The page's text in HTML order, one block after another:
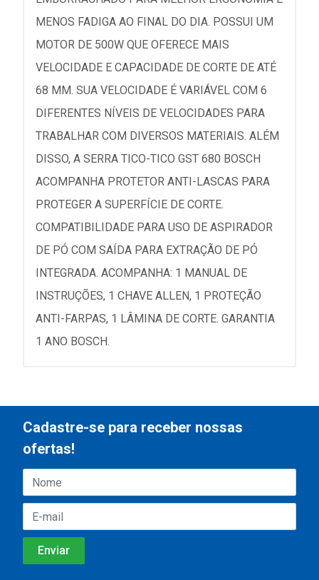
MENOS FADIGA AO FINAL DO DIA. POSSUI UM
MOTOR DE 500W QUE OFERECE MAIS
VELOCIDADE E CAPACIDADE DE CORTE DE ATÉ
68 MM. SUA VELOCIDADE É VARIÁVEL COM 6
DIFERENTES NÍVEIS DE VELOCIDADES PARA
TRABALHAR COM DIVERSOS MATERIAIS. ALÉM
DISSO, A SERRA TICO-TICO GST 680 BOSCH
ACOMPANHA PROTETOR ANTI-LASCAS PARA
PROTEGER A SUPERFÍCIE DE CORTE.
COMPATIBILIDADE PARA USO DE ASPIRADOR
DE PÓ COM SAÍDA PARA EXTRAÇÃO DE PÓ
INTEGRADA. ACOMPANHA: 1 MANUAL DE
INSTRUÇÕES, 1 CHAVE ALLEN, 1 PROTEÇÃO
ANTI-FARPAS, 1 LÂMINA DE CORTE. GARANTIA
1 ANO BOSCH.
Cadastre-se para receber nossas
ofertas!